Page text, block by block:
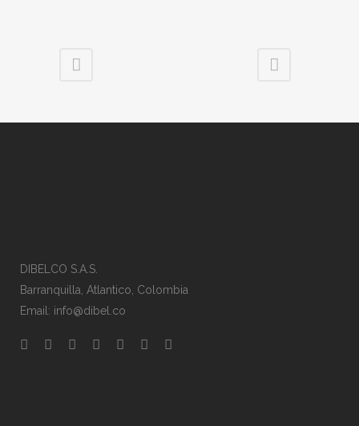
DIBELCO S.A.S.
Barranquilla, Atlantico, Colombia
Email: info@dibel.co